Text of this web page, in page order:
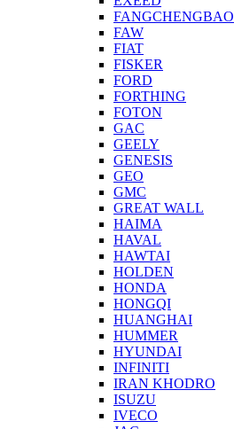
FANGCHENGBAO
FAW
FIAT
FISKER
FORD
FORTHING
FOTON
GAC
GEELY
GENESIS
GEO
GMC
GREAT WALL
HAIMA
HAVAL
HAWTAI
HOLDEN
HONDA
HONGQI
HUANGHAI
HUMMER
HYUNDAI
INFINITI
IRAN KHODRO
ISUZU
IVECO